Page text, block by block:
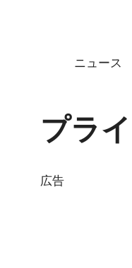
ニュース
プラ
広告